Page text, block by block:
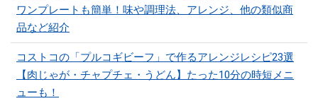
ワンプレートも簡単！味や調理法、アレンジ、他の類似商
品など紹介
コストコの「プルコギビーフ」で作るアレンジレシピ23選
【肉じゃが・チャプチェ・うどん】たった10分の時短メニ
ューも！